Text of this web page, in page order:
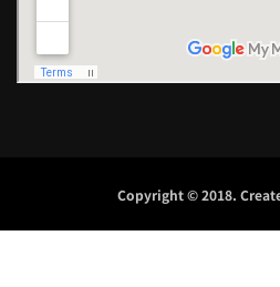
Copyright © 2018.